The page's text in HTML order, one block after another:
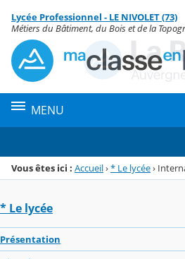
Menu de la rubrique
Contenu
Lycée Professionnel - LE NIVOLET (73)
Métiers du Bâtiment, du Bois et de la
MENU
Vous êtes ici : Accueil›* Le lycée›
* Le lycée
Présentation